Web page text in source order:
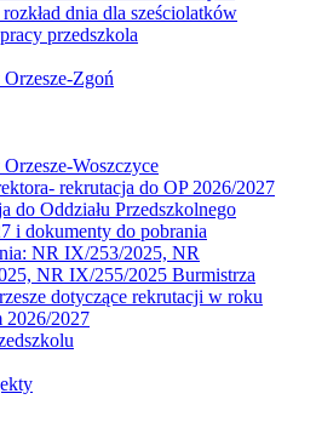
dnia dla sześciolatków
przedszkola
Zgoń
Woszczyce
rekrutacja do OP 2026/2027
do Oddziału Przedszkolnego
i dokumenty do pobrania
NR IX/253/2025, NR
NR IX/255/2025 Burmistrza
dotyczące rekrutacji w roku
2026/2027